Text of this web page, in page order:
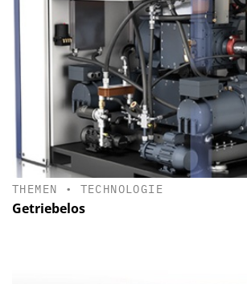
THEMEN • TECHNOLOGIE
Getriebelos